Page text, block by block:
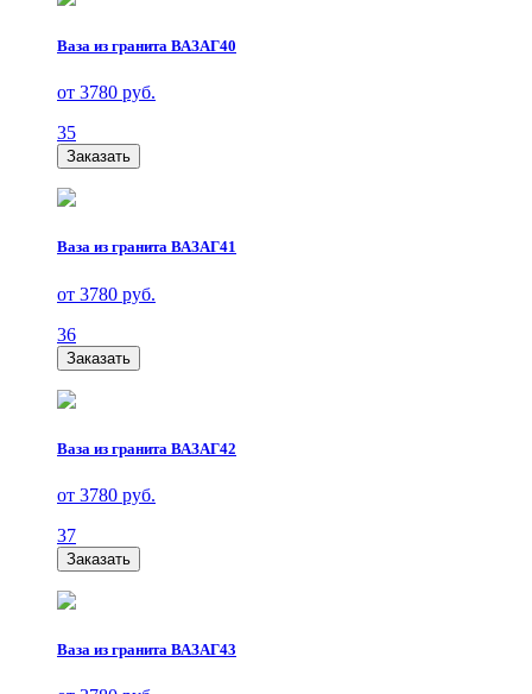
Ваза из гранита ВАЗАГ40
от 3780 руб.
35
Заказать
Ваза из гранита ВАЗАГ41
от 3780 руб.
36
Заказать
Ваза из гранита ВАЗАГ42
от 3780 руб.
37
Заказать
Ваза из гранита ВАЗАГ43